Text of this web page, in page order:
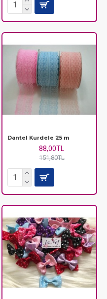
Dantel Kurdele 25 m
88,00TL
151,80TL